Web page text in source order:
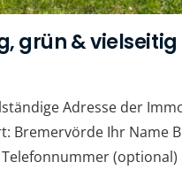
grün &
Adresse der
Bremervörde Ihr Name
Telefonnummer (optional)